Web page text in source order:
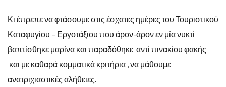
Κι έπρεπε να φτάσουμε στις έσχατες ημέρες του Τουριστικού
Καταφυγίου – Εργοτάξιου που άρον-άρον εν μία νυκτί
βαπτίσθηκε μαρίνα και παραδόθηκε αντί πινακίου φακής
και με καθαρά κομματικά κριτήρια , να μάθουμε
ανατριχιαστικές αλήθειες.